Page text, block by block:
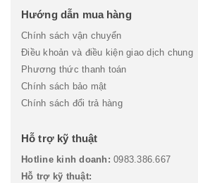
Hướng dẫn mua hàng
Chính sách vận chuyển
Điều khoản và điều kiện giao dịch chung
Phương thức thanh toán
Chính sách bảo mật
Chính sách đổi trả hàng
Hỗ trợ kỹ thuật
Hotline kinh doanh: 0983.386.667
Hỗ trợ kỹ thuật: